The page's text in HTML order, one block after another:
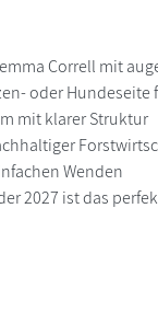
Correll mit
oder Hundeseite
mit klarer Struktur
Wenden
2027 ist das